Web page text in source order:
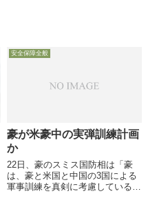
安全保障全般
豪が米豪中の実弾訓練計画
か
22日、豪のスミス国防相は「豪
は、豪と米国と中国の3国による
軍事訓練を真剣に考慮している」